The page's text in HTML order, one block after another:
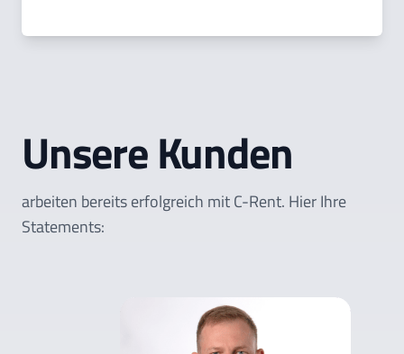
Unsere Kunden
arbeiten bereits erfolgreich mit C-Rent. Hier Ihre
Statements: